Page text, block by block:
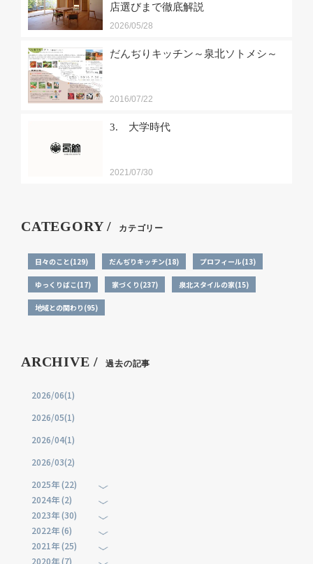
店選びまで徹底解説
2026/05/28
だんぢりキッチン～泉北ソトメシ～
2016/07/22
3. 大学時代
2021/07/30
CATEGORY / カテゴリー
日々のこと(129) だんぢりキッチン(18) プロフィール(13)
ゆっくりばこ(17) 家づくり(237) 泉北スタイルの家(15)
地域との関わり(95)
ARCHIVE / 過去の記事
2026/06(1)
2026/05(1)
2026/04(1)
2026/03(2)
2025年 (22)
2024年 (2)
2023年 (30)
2022年 (6)
2021年 (25)
2020年 (7)